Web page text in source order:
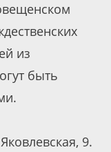
из
быть
9.